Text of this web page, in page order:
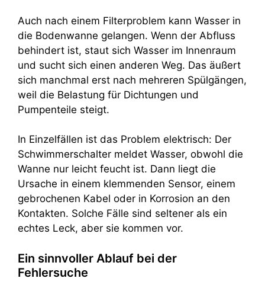
Auch nach einem Filterproblem kann Wasser in
die Bodenwanne gelangen. Wenn der Abfluss
behindert ist, staut sich Wasser im Innenraum
und sucht sich einen anderen Weg. Das äußert
sich manchmal erst nach mehreren Spülgängen,
weil die Belastung für Dichtungen und
Pumpenteile steigt.
In Einzelfällen ist das Problem elektrisch: Der
Schwimmerschalter meldet Wasser, obwohl die
Wanne nur leicht feucht ist. Dann liegt die
Ursache in einem klemmenden Sensor, einem
gebrochenen Kabel oder in Korrosion an den
Kontakten. Solche Fälle sind seltener als ein
echtes Leck, aber sie kommen vor.
Ein sinnvoller Ablauf bei der
Fehlersuche